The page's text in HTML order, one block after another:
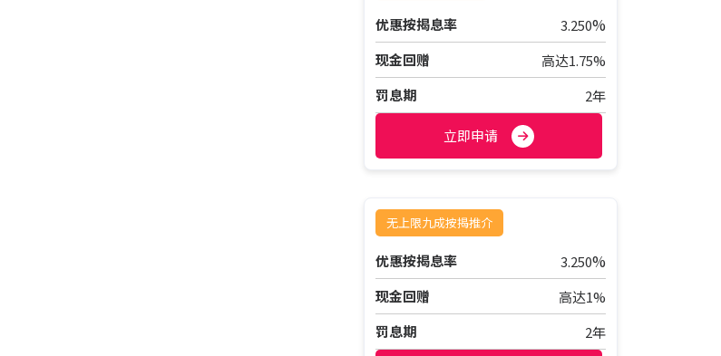
优惠按揭息率 3.250%
现金回赠
高达1.75%
罚息期
2年
立即申请
无上限九成按揭推介
优惠按揭息率 3.250%
现金回赠
高达1%
罚息期
2年